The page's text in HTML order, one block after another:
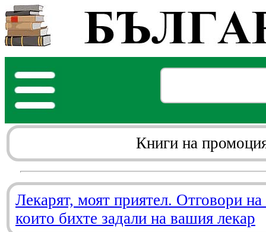
Книги на
Лекарят, моят приятел. Отговори
които бихте задали на вашия лекар